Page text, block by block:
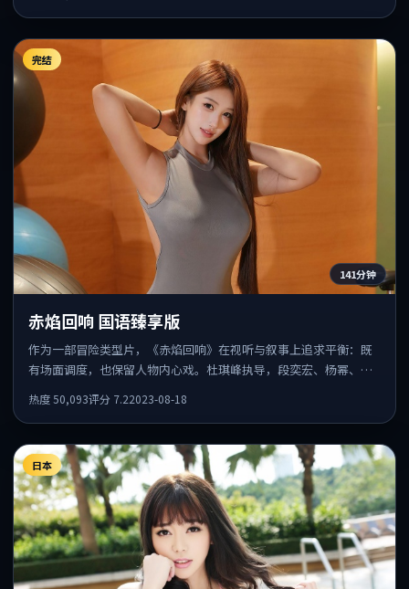
完结
141分钟
赤焰回响 国语臻享版
作为一部冒险类型片，《赤焰回响》在视听与叙事上追求平衡：既
有场面调度，也保留人物内心戏。杜琪峰执导，段奕宏、杨幂、朱
热度50,093评分 7.22023-08-18
日本